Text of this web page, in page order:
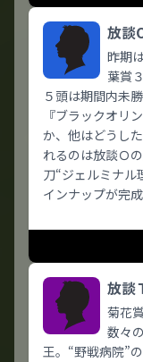
放談
昨期
葉賞
５頭は期間内未
『ブラックオリ
か、他はどうし
れるのは放談Ｏ
刀“ジェルミナル
インナップが完
放談
菊花
数々
王。“野戦病院”